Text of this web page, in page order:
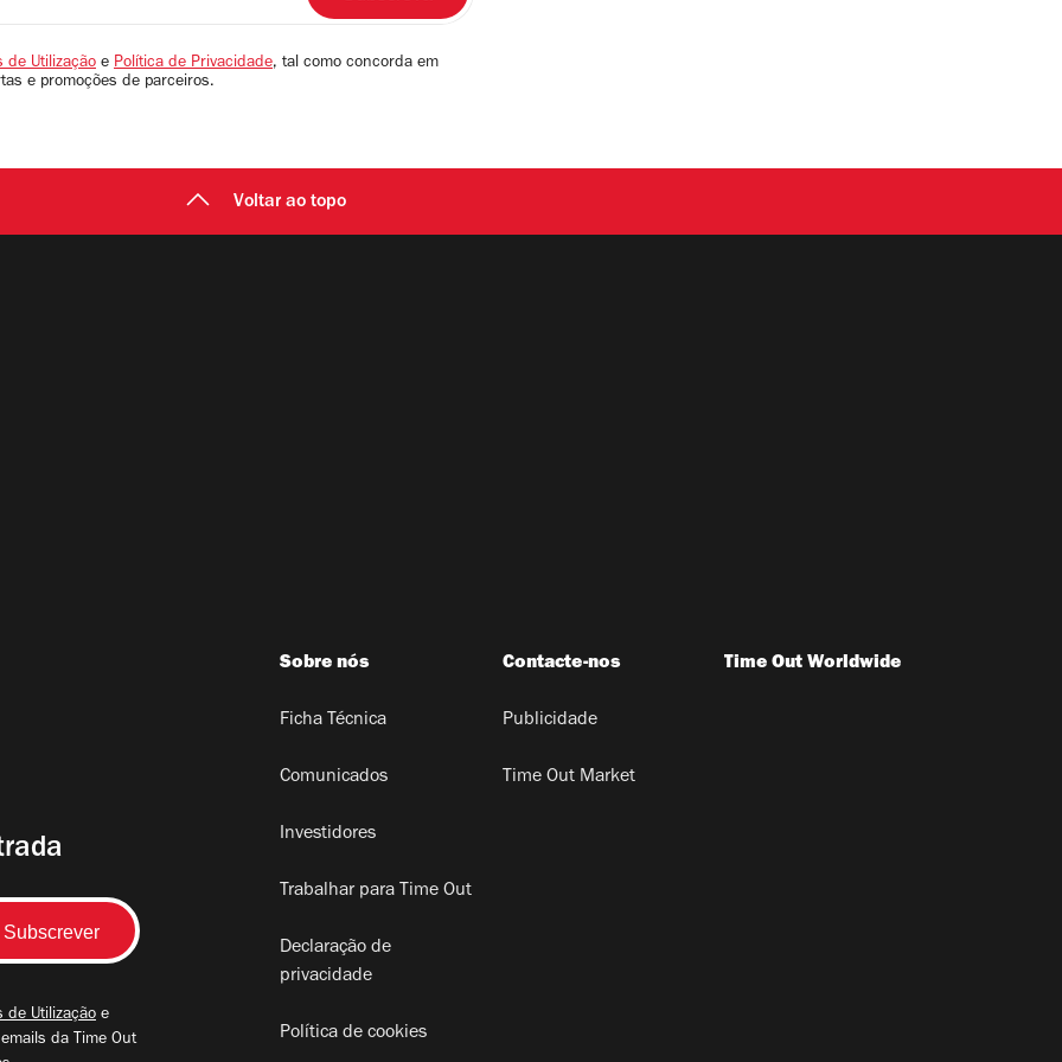
de Utilização e Política de Privacidade, tal como concorda em
e promoções de parceiros.
Voltar ao topo
de Utilização e
da Time Out
Sobre nós
Ficha Técnica
Comunicados
Investidores
Trabalhar para Time Out
Declaração de
privacidade
Política de cookies
Contacte-nos
Publicidade
Time Out Market
Time Out Worldwide